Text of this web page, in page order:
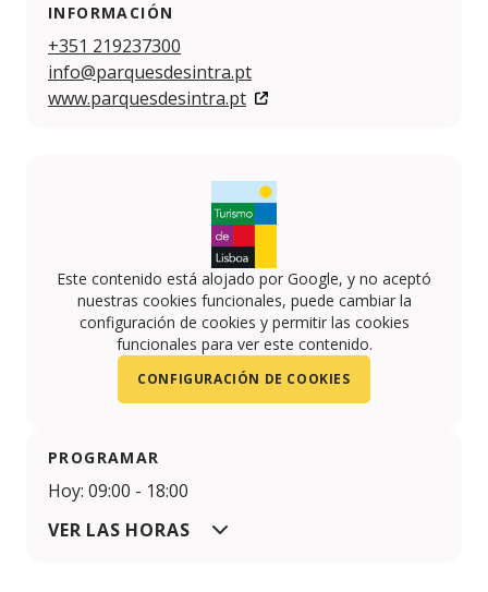
INFORMACIÓN
+351 219237300
info@parquesdesintra.pt
www.parquesdesintra.pt
Este contenido está alojado por Google, y no aceptó
nuestras cookies funcionales, puede cambiar la
configuración de cookies y permitir las cookies
funcionales para ver este contenido.
CONFIGURACIÓN DE COOKIES
PROGRAMAR
Hoy: 09:00 - 18:00
VER LAS HORAS